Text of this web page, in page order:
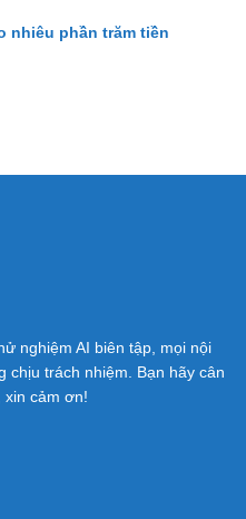
nhiêu phần trăm tiền
nghiệm AI biên tập, mọi nội
chịu trách nhiệm. Bạn hãy cân
xin cảm ơn!